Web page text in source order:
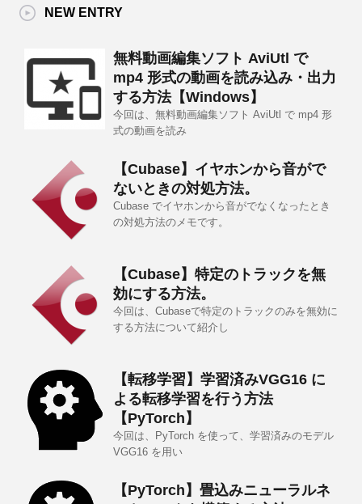
NEW ENTRY
無料動画編集ソフト AviUtl で
mp4 形式の動画を読み込み・出力
する方法【Windows】
今回は、無料動画編集ソフト AviUtl で mp4 形
式の動画を読み
【Cubase】イヤホンから音がで
ないときの対処方法。
Cubase でイヤホンから音がでなくなったとき
の対処方法のメモです。
【Cubase】特定のトラックを無
効にする方法。
今回は、Cubaseで特定のトラックのみを無効に
する方法について紹介し
【転移学習】学習済みVGG16 に
よる転移学習を行う方法
【PyTorch】
今回は、PyTorch を使って、学習済みのモデル
VGG16 を用い
【PyTorch】畳込みニューラルネ